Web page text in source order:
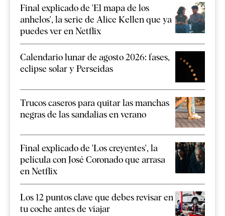
Final explicado de 'El mapa de los
anhelos', la serie de Alice Kellen que ya
puedes ver en Netflix
Calendario lunar de agosto 2026: fases,
eclipse solar y Perseidas
Trucos caseros para quitar las manchas
negras de las sandalias en verano
Final explicado de 'Los creyentes', la
película con José Coronado que arrasa
en Netflix
Los 12 puntos clave que debes revisar en
tu coche antes de viajar